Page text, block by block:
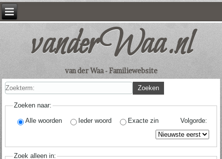
vanderWaa.nl
van der Waa - Familiewebsite
Zoekterm: Zoeken
Zoeken naar:
Alle woorden Ieder woord Exacte zin Volgorde:
Zoek alleen in: